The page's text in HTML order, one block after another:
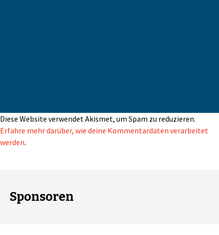
Diese Website verwendet Akismet, um Spam zu reduzieren.
Erfahre mehr darüber, wie deine Kommentardaten verarbeitet
werden.
Sponsoren